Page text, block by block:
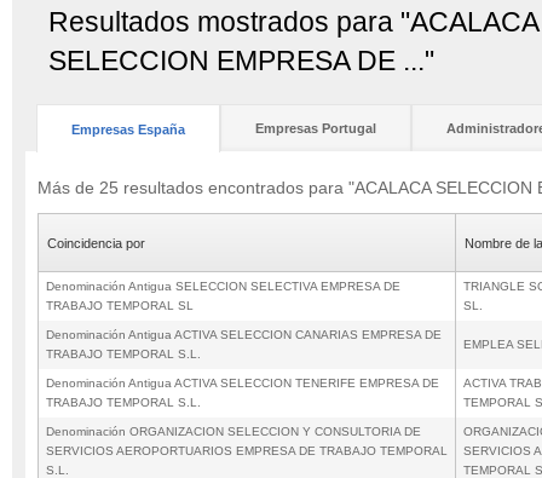
Resultados mostrados para "ACALACA
SELECCION EMPRESA DE ..."
Empresas España Empresas Portugal
Más de 25 resultados encontrados para "ACALACA SELECCION
Coincidencia por Nombre de
Denominación Antigua SELECCION SELECTIVA EMPRESA DE
TRABAJO TEMPORAL SL
TRIANGLE
SL.
Denominación Antigua ACTIVA SELECCION CANARIAS EMPRESA DE
TRABAJO TEMPORAL S.L.
EMPLEA
Denominación Antigua ACTIVA SELECCION TENERIFE EMPRESA DE
TRABAJO TEMPORAL S.L.
ACTIVA
TEMPORAL
Denominación ORGANIZACION SELECCION Y CONSULTORIA DE
SERVICIOS AEROPORTUARIOS EMPRESA DE TRABAJO TEMPORAL
S.L.
SERVICIOS
TEMPORAL